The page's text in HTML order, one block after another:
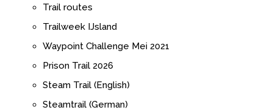
Trail routes
Trailweek IJsland
Waypoint Challenge Mei 2021
Prison Trail 2026
Steam Trail (English)
Steamtrail (German)